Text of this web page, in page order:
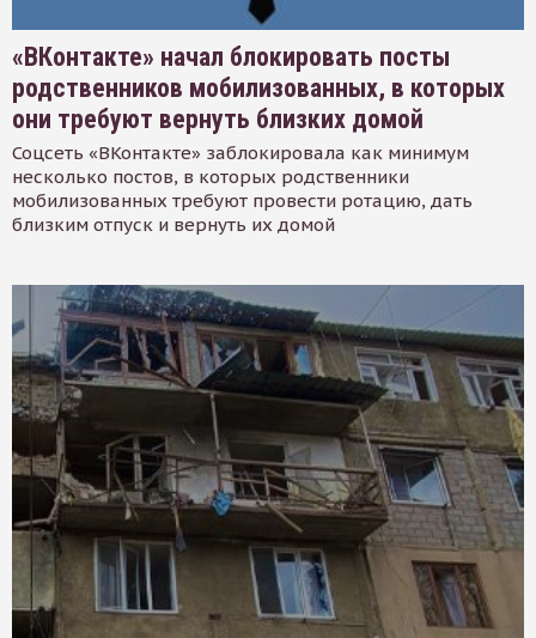
«ВКонтакте» начал блокировать посты
родственников мобилизованных, в которых
они требуют вернуть близких домой
Соцсеть «ВКонтакте» заблокировала как минимум
несколько постов, в которых родственники
мобилизованных требуют провести ротацию, дать
близким отпуск и вернуть их домой